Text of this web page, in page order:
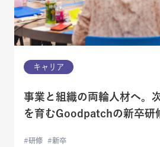
キャリア
事業と組織の両輪人材へ。
を育むGoodpatchの新卒研
研修 新卒